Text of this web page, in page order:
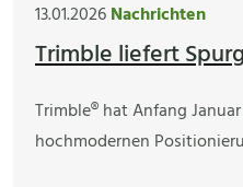
13.01.2026Nachrichten
Trimble liefert
Trimble® hat Anfang
hochmodernen